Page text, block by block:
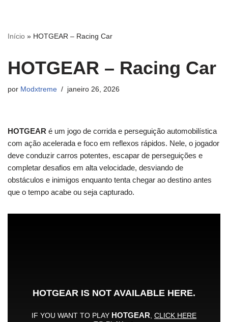
para
conteúdo
Início » HOTGEAR – Racing Car
HOTGEAR – Racing Car
por Modxtreme janeiro 26, 2026
HOTGEAR é um jogo de corrida e perseguição automobilística
com ação acelerada e foco em reflexos rápidos. Nele, o jogador
deve conduzir carros potentes, escapar de perseguições e
completar desafios em alta velocidade, desviando de
obstáculos e inimigos enquanto tenta chegar ao destino antes
que o tempo acabe ou seja capturado.